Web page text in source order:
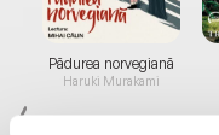
Pădurea norvegiană
Haruki Murakami